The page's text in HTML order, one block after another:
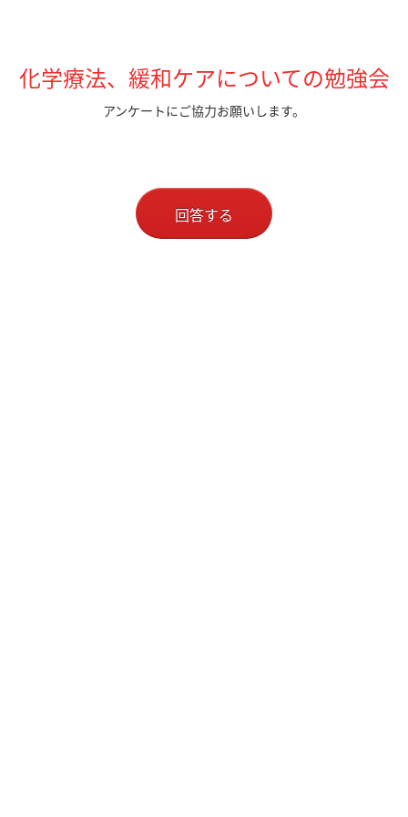
化学療法、緩和ケアについての勉強会
アンケートにご協力お願いします。
回答する